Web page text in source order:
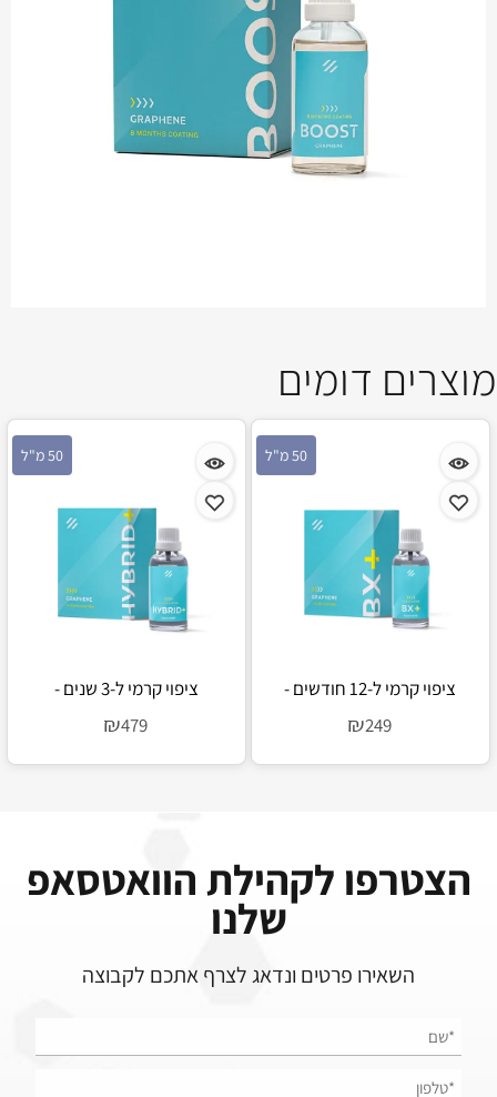
מוצרים דומים
50 מ"ל
ציפוי קרמי ל-12 חודשים -
₪249
50 מ"ל
ציפוי קרמי ל-3 שנים -
₪479
הצטרפו לקהילת הוואטסאפ
שלנו
השאירו פרטים ונדאג לצרף אתכם לקבוצה